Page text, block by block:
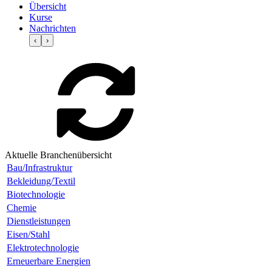
Übersicht
Kurse
Nachrichten
‹ ›
Aktuelle Branchenübersicht
Bau/Infrastruktur
Bekleidung/Textil
Biotechnologie
Chemie
Dienstleistungen
Eisen/Stahl
Elektrotechnologie
Erneuerbare Energien